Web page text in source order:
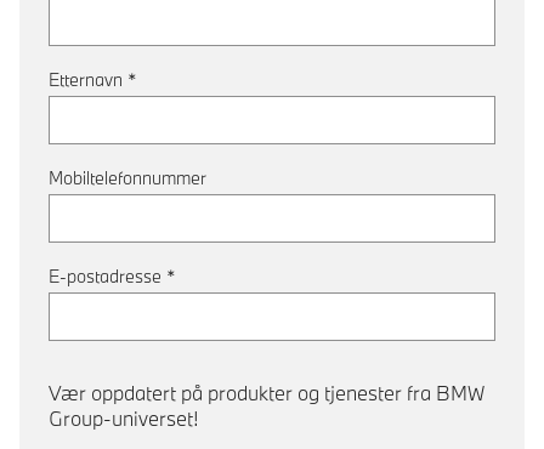
Etternavn *
Mobiltelefonnummer
E-postadresse *
Vær oppdatert på produkter og tjenester fra BMW
Group-universet!